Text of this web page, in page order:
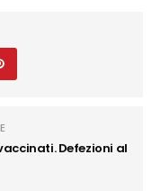
Defezioni al